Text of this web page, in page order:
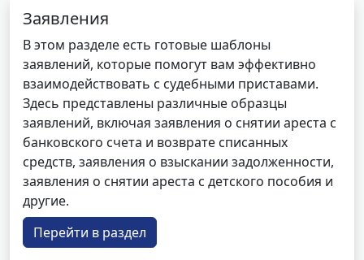
Заявления
В этом разделе есть готовые шаблоны
заявлений, которые помогут вам эффективно
взаимодействовать с судебными приставами.
Здесь представлены различные образцы
заявлений, включая заявления о снятии ареста с
банковского счета и возврате списанных
средств, заявления о взыскании задолженности,
заявления о снятии ареста с детского пособия и
другие.
Перейти в раздел